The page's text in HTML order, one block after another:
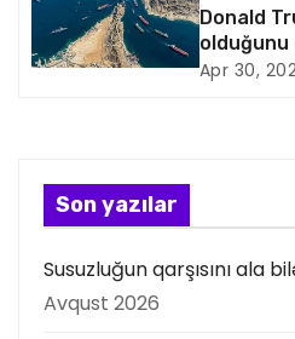
y
s
ı
Donald
olduğunu
Apr 30,
Son yazılar
Susuzluğun qarşısını ala
Avqust 2026